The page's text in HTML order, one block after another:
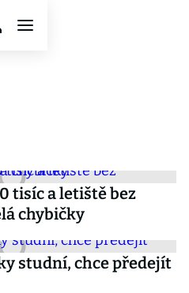
tisíc a letiště bez
chybičky
studní, chce předejít